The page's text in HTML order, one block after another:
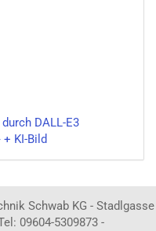
DALL-E3
KI-Bild
Schwab KG - Stadlgasse
09604-5309873 -